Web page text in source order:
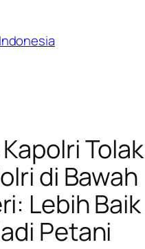
Tolak
di Bawah
Lebih Baik
Petani